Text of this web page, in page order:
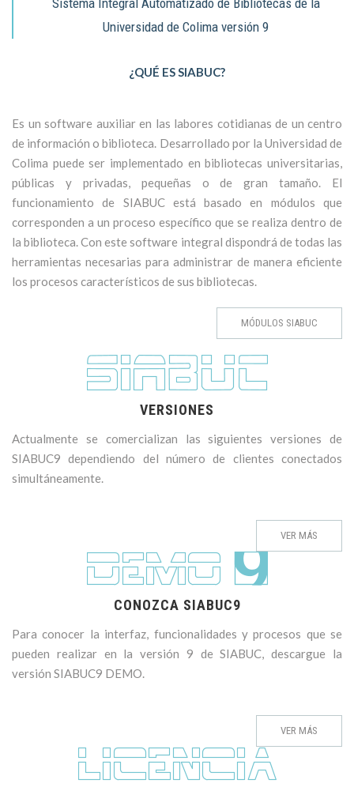
Sistema Integral Automatizado de Bibliotecas de la
Universidad de Colima versión 9
¿QUÉ ES SIABUC?
Es un software auxiliar en las labores cotidianas de un centro
de información o biblioteca. Desarrollado por la Universidad de
Colima puede ser implementado en bibliotecas universitarias,
públicas y privadas, pequeñas o de gran tamaño. El
funcionamiento de SIABUC está basado en módulos que
corresponden a un proceso específico que se realiza dentro de
la biblioteca. Con este software integral dispondrá de todas las
herramientas necesarias para administrar de manera eficiente
los procesos característicos de sus bibliotecas.
MÓDULOS SIABUC
VERSIONES
Actualmente se comercializan las siguientes versiones de
SIABUC9 dependiendo del número de clientes conectados
simultáneamente.
VER MÁS
CONOZCA SIABUC9
Para conocer la interfaz, funcionalidades y procesos que se
pueden realizar en la versión 9 de SIABUC, descargue la
versión SIABUC9 DEMO.
VER MÁS